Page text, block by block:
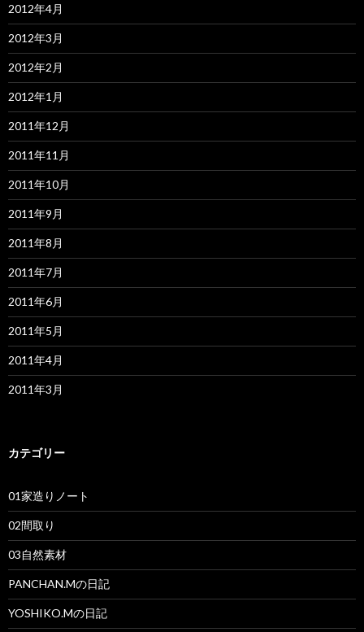
2012年4月
2012年3月
2012年2月
2012年1月
2011年12月
2011年11月
2011年10月
2011年9月
2011年8月
2011年7月
2011年6月
2011年5月
2011年4月
2011年3月
カテゴリー
01家造りノート
02間取り
03自然素材
PANCHAN.Mの日記
YOSHIKO.Mの日記